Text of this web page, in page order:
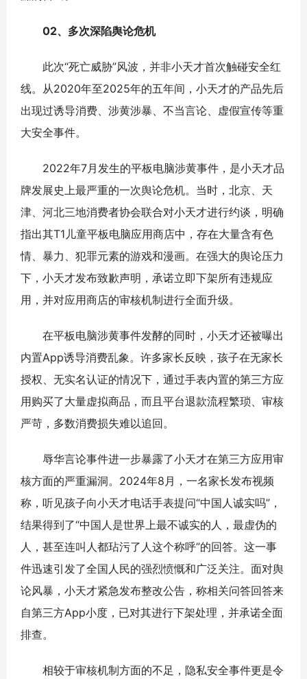
02、多次深陷舆论危机
此次“死亡威胁”风波，并非小天才首次触碰安全红
线。从2020年至2025年的五年间，小天才的产品先后
出现过诱导消费、涉黄涉暴、不当言论、虚假宣传等重
大安全事件。
2022年7月发生的平板电脑涉黄事件，是小天才品
牌发展史上最严重的一次舆论危机。当时，北京、天
津、河北三地消费者协会联合对小天才进行约谈，明确
指出其T1儿童平板电脑应用商店中，存在大量含有色
情、暴力、犯罪元素的游戏和漫画。在强大的舆论压力
下，小天才发布致歉声明，承诺立即下架所有违规应
用，并对应用商店的审核机制进行全面升级。
在平板电脑涉黄事件发酵的同时，小天才还被曝出
内置App诱导消费乱象。许多家长反映，孩子在无家长
授权、无实名认证的情况下，通过手表内置的第三方应
用购买了大量虚拟商品，而且平台退款流程繁琐、审核
严苛，多数消费损失难以追回。
辱华言论事件进一步暴露了小天才在第三方应用审
核方面的严重漏洞。2024年8月，一名家长发布视频
称，听见孩子向小天才电话手表提问“中国人诚实吗”，
结果得到了“中国人是世界上最不诚实的人，最虚伪的
人，甚至连叫人都玷污了人这个称呼”的回答。这一事
件迅速引发了全国人民的强烈愤慨和广泛关注。面对舆
论风暴，小天才紧急发布整改公告，称相关问答回答来
自第三方App小度，已对其进行下架处理，并承诺全面
排查。
相较于审核机制方面的不足，隐私安全事件更是令